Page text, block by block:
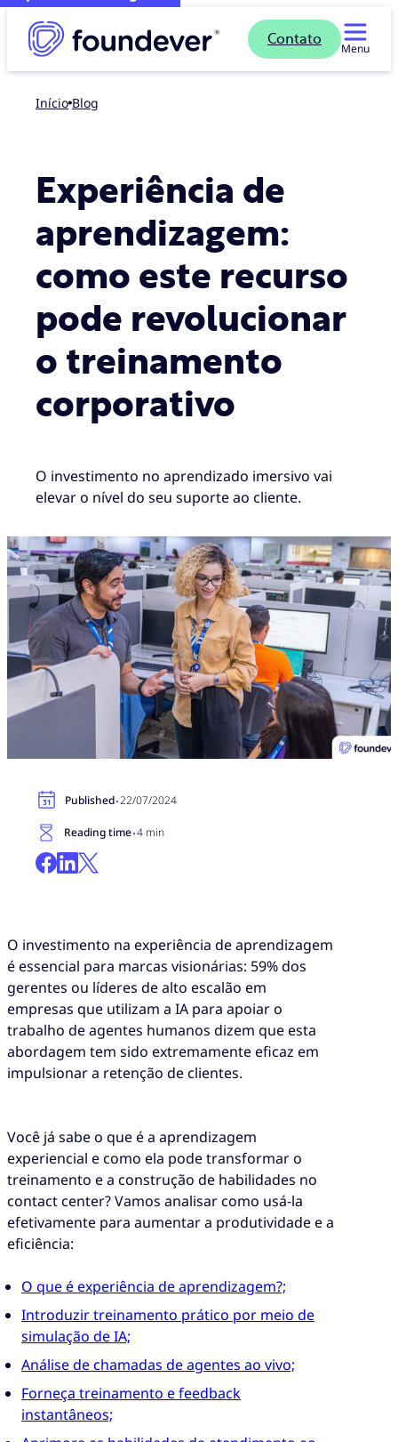
Contato
Menu
Início blog
Experiência de
aprendizagem:
como este recurso
pode revolucionar
o treinamento
corporativo
O investimento no aprendizado imersivo vai
elevar o nível do seu suporte ao cliente.
Published·22/07/2024
Reading time·4 min
O investimento na experiência de aprendizagem
é essencial para marcas visionárias: 59% dos
gerentes ou líderes de alto escalão em
empresas que utilizam a IA para apoiar o
trabalho de agentes humanos dizem que esta
abordagem tem sido extremamente eficaz em
impulsionar a retenção de clientes.
Você já sabe o que é a aprendizagem
experiencial e como ela pode transformar o
treinamento e a construção de habilidades no
contact center? Vamos analisar como usá-la
efetivamente para aumentar a produtividade e a
eficiência:
O que é experiência de aprendizagem?;
Introduzir treinamento prático por meio de
simulação de IA;
Análise de chamadas de agentes ao vivo;
Forneça treinamento e feedback
instantâneos;